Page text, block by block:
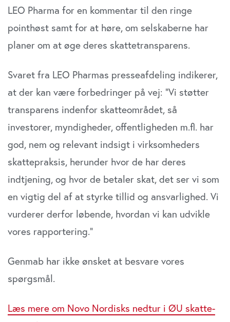
LEO Pharma for en kommentar til den ringe
pointhøst samt for at høre, om selskaberne har
planer om at øge deres skattetransparens.
Svaret fra LEO Pharmas presseafdeling indikerer,
at der kan være forbedringer på vej: ”Vi støtter
transparens indenfor skatteområdet, så
investorer, myndigheder, offentligheden m.fl. har
god, nem og relevant indsigt i virksomheders
skattepraksis, herunder hvor de har deres
indtjening, og hvor de betaler skat, det ser vi som
en vigtig del af at styrke tillid og ansvarlighed. Vi
vurderer derfor løbende, hvordan vi kan udvikle
vores rapportering.”
Genmab har ikke ønsket at besvare vores
spørgsmål.
Læs mere om Novo Nordisks nedtur i ØU skatte-